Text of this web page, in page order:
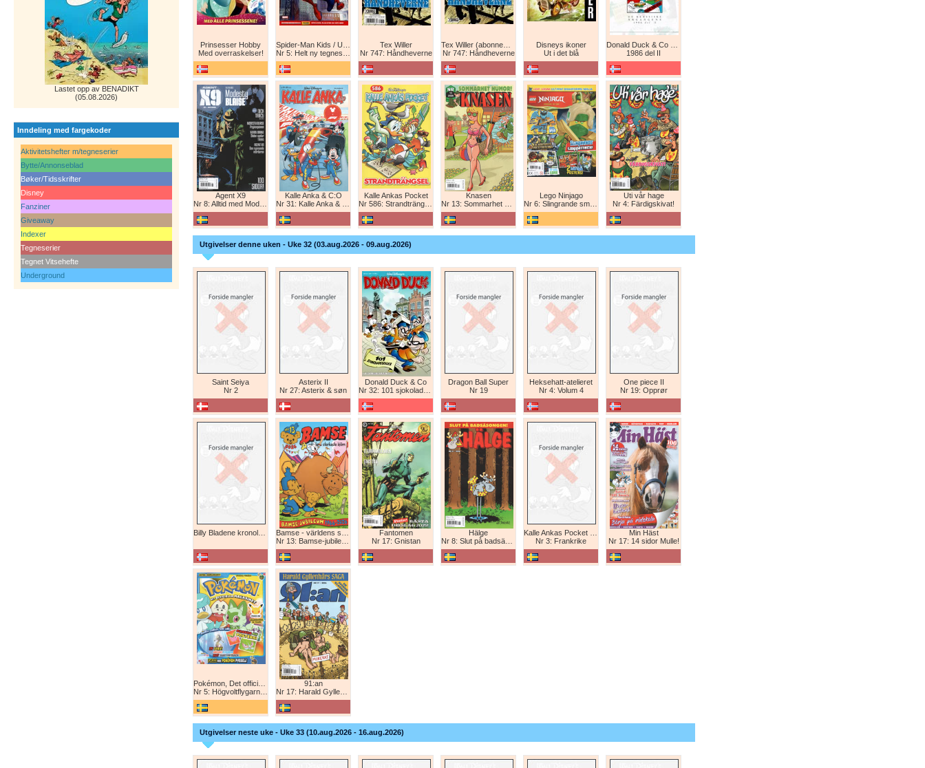
Lastet opp av BENADIKT
(05.08.2026)
Inndeling med fargekoder
Aktivitetshefter m/tegneserier
Bytte/Annonseblad
Bøker/Tidsskrifter
Disney
Fanziner
Giveaway
Indexer
Tegneserier
Tegnet Vitsehefte
Underground
Prinsesser Hobby
Med overraskelser!
Nr 5: Helt ny tegneserie! Maskinkrig!
Tex Willer
Nr 747: Håndheverne
Nr 747: Håndheverne
Disneys ikoner
Ut i det blå
1986 del II
Agent X9
Nr 8: Alltid med Modesty Blaise
Kalle Anka & C:O
Nr 31: Kalle Anka & C:O
Kalle Ankas Pocket
Nr 586: Strandträngsel
Knasen
Nr 13: Sommarhet humor!
Lego Ninjago
Nr 6: Slingrande smygattack!
Uti vår hage
Nr 4: Färdigskivat!
Utgivelser denne uken - Uke 32 (03.aug.2026 - 09.aug.2026)
Saint Seiya
Nr 2
Asterix II
Nr 27: Asterix & søn
Donald Duck & Co
Nr 32: 101 sjokoladeboller
Dragon Ball Super
Nr 19
Heksehatt-atelieret
Nr 4: Volum 4
One piece II
Nr 19: Opprør
Nr 13: Bamse-jubileum 1966-2026
Fantomen
Nr 17: Gnistan
Hälge
Nr 8: Slut på badsäsongen!
Nr 3: Frankrike
Min Häst
Nr 17: 14 sidor Mulle!
Nr 5: Högvoltflygarna mot Svart Rayquaza!
91:an
Nr 17: Harald Gyllenhårs saga
Utgivelser neste uke - Uke 33 (10.aug.2026 - 16.aug.2026)